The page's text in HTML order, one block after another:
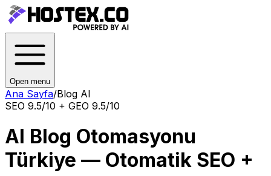
Open menu
Ana Sayfa/Blog AI
SEO 9.5/10 + GEO 9.5/10
AI Blog Otomasyonu
Türkiye — Otomatik SEO +